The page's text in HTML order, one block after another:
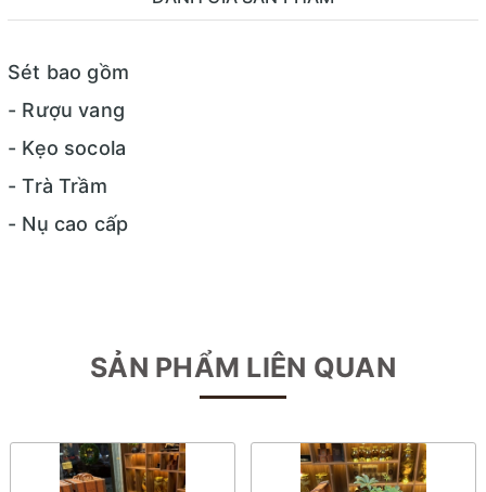
Sét bao gồm
- Rượu vang
- Kẹo socola
- Trà Trầm
- Nụ cao cấp
SẢN PHẨM LIÊN QUAN